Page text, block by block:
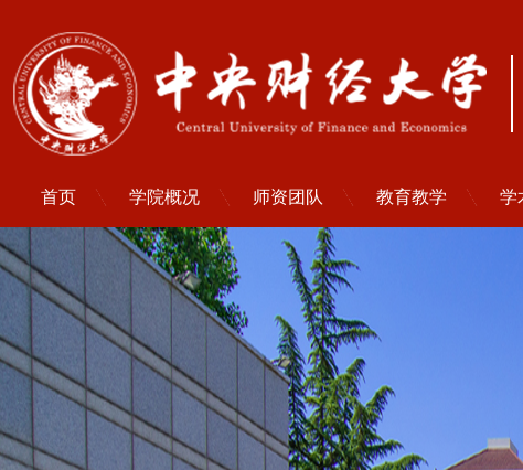
首页 学院概况 师资团队 教育教学 学